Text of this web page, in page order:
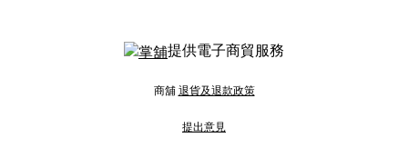
提供電子商貿服務
商舖 退貨及退款政策
提出意見